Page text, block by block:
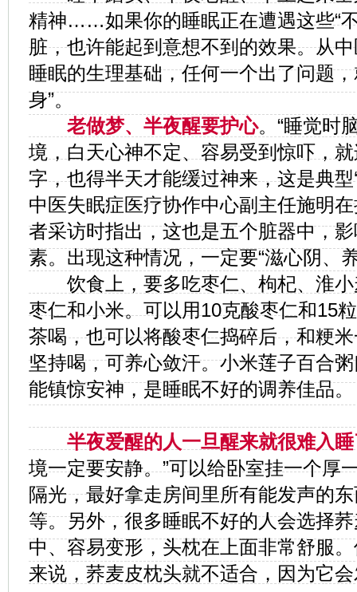
精神……如果你的睡眠正在遭遇这些“
脏，也许能起到意想不到的效果。从
睡眠的生理基础，任何一个出了问题
身”。
老做梦、半夜醒要护心。“睡觉时
境，白天心神不定、容易受到惊吓，
字，也得半天才能缓过神来，这是典型
中医失眠症医疗协作中心副主任施明
者采访时指出，这也是五个脏器中，
素。出现这种情况，一定要“滋心阴、
饮食上，要多吃枣仁、枸杞、淮小
枣仁和小米。可以用10克酸枣仁和15
茶喝，也可以将酸枣仁捣碎后，和粳
坚持喝，可养心敛汗。小米莲子百合
能镇惊安神，是睡眠不好的调养佳品。
半夜爱醒的人一旦醒来就很难入
境一定要安静。”可以给卧室挂一个厚
隔光，最好拿走房间里所有能发声的
等。另外，很多睡眠不好的人会选择
中、容易变形，头枕在上面非常舒服
来说，荞麦皮枕头就不适合，因为它